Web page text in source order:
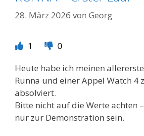
28. März 2026 von Georg
1
0
Heute habe ich meinen
Runna und einer Appel Watch 4
absolviert.
Bitte nicht auf die Werte achten
nur zur Demonstration sein.